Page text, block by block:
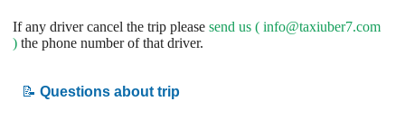
If any driver cancel the trip please send us ( info@taxiuber7.com
) the phone number of that driver.
📝 Questions about trip